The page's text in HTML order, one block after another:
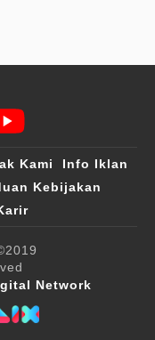
Kami
Info Iklan
Kebijakan
Network